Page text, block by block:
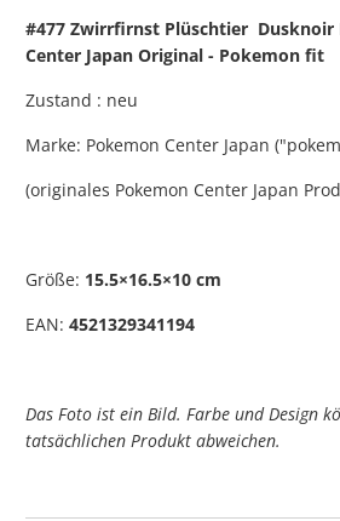
#477 Zwirrfirnst Plüschtier Dusknoir
Center Japan Original - Pokemon fit
Zustand : neu
Marke: Pokemon Center Japan
(originales Pokemon Center Japan
Größe: 15.5×16.5×10 cm
EAN: 4521329341194
Das Foto ist ein Bild. Farbe und Design
tatsächlichen Produkt abweichen.